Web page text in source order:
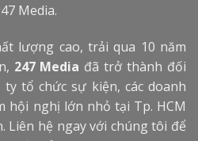
Media.
lượng cao, trải qua 10 năm
247 Media đã trở thành đối
ty tổ chức sự kiện, các doanh
hội nghị lớn nhỏ tại Tp. HCM
Liên hệ ngay với chúng tôi để